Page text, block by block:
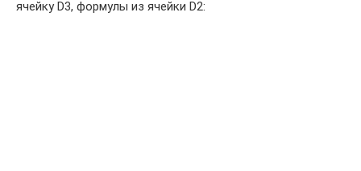
ячейку D3, формулы из ячейки D2: